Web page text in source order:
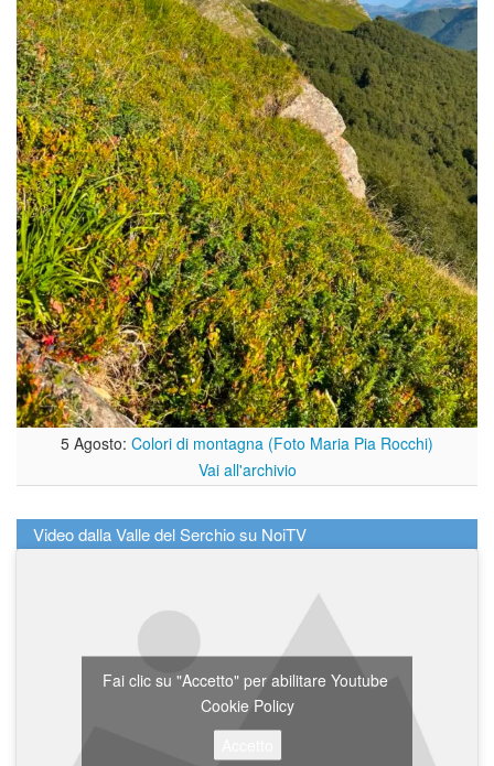
5 Agosto: Colori di montagna (Foto Maria Pia Rocchi)
Vai all'archivio
Video dalla Valle del Serchio su NoiTV
Fai clic su "Accetto" per abilitare Youtube
Cookie Policy